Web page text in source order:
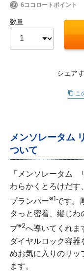
サプリメント・食品
美容・スキンケア
∟ 美容サプリメント
医薬品・目薬
その他
お悩み・用途から探す
ブランドから探す
キャンペーンから探す
お得にお買い物
ポイントを貯める(美容情報・健
スタッフのお気に入り
ご利用ガイド
特定商取引に関する
ご利用環境
サイトマップ
6ココロートポイント
数量
シェア
こ
メンソレータム
ついて
「メンソレータム
わらかくとろけだす
プランパー※1です。
タっと密着、縦じ
プ※2へ導いてくれま
ダイヤルロック容
めお気に入りのリッ
ます。